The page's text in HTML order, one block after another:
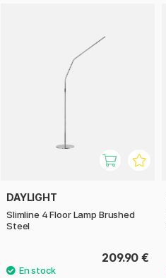
DAYLIGHT
Slimline 4 Floor Lamp Brushed
Steel
209.90 €